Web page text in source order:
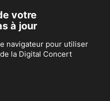
votre
à jour
navigateur pour utiliser
la Digital Concert